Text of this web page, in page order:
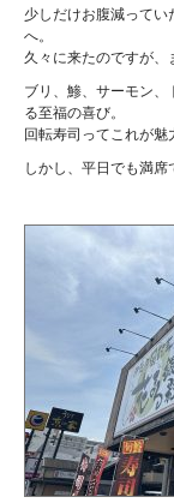
少しだけお腹減って
へ。
久々に来たのですが、
ブリ、鯵、サーモン
る至福の喜び。
回転寿司ってこれが魅
しかし、平日でも満席